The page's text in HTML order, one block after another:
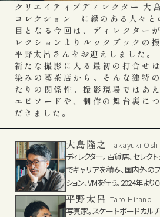
クリエイティブディレクター 大
コレクション」に縁のある人々
目となる今回は、ディレクター
レクションよりルックブックの
平野太呂さんをお迎えしました。
新たな撮影に入る最初の打合せ
染みの喫茶店から。そんな独特
たりの関係性。撮影現場ではあ
エピソードや、制作の舞台裏に
だきました。
大島隆之 Takayuki
ディレクター。百貨店、セレク
でキャリアを積み、国内外の
ション、VMを行う。2024年よ
平野太呂 Taro Hirano
写真家。スケートボードカル